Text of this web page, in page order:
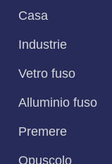
Casa
Industrie
Vetro fuso
Alluminio fuso
Premere
Opuscolo